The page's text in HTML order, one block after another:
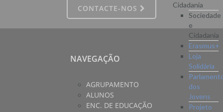
Cidadania
Sociedade
e
Cidadania
Erasmus+
Loja
Solidária
dos
Jovens
Projeto
CONTACTE-NOS
NAVEGAÇÃO
AGRUPAMENTO
ALUNOS
ENC. DE EDUCAÇÃO